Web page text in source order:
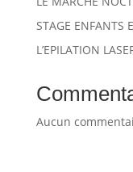
STAGE ENFANTS
L’EPILATION
Aucun